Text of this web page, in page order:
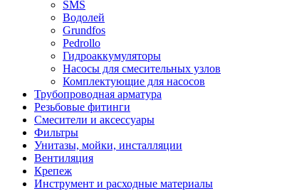
SMS
Водолей
Grundfos
Pedrollo
Гидроаккумуляторы
Насосы для смесительных узлов
Комплектующие для насосов
Трубопроводная арматура
Резьбовые фитинги
Смесители и аксессуары
Фильтры
Унитазы, мойки, инсталляции
Вентиляция
Крепеж
Инструмент и расходные материалы